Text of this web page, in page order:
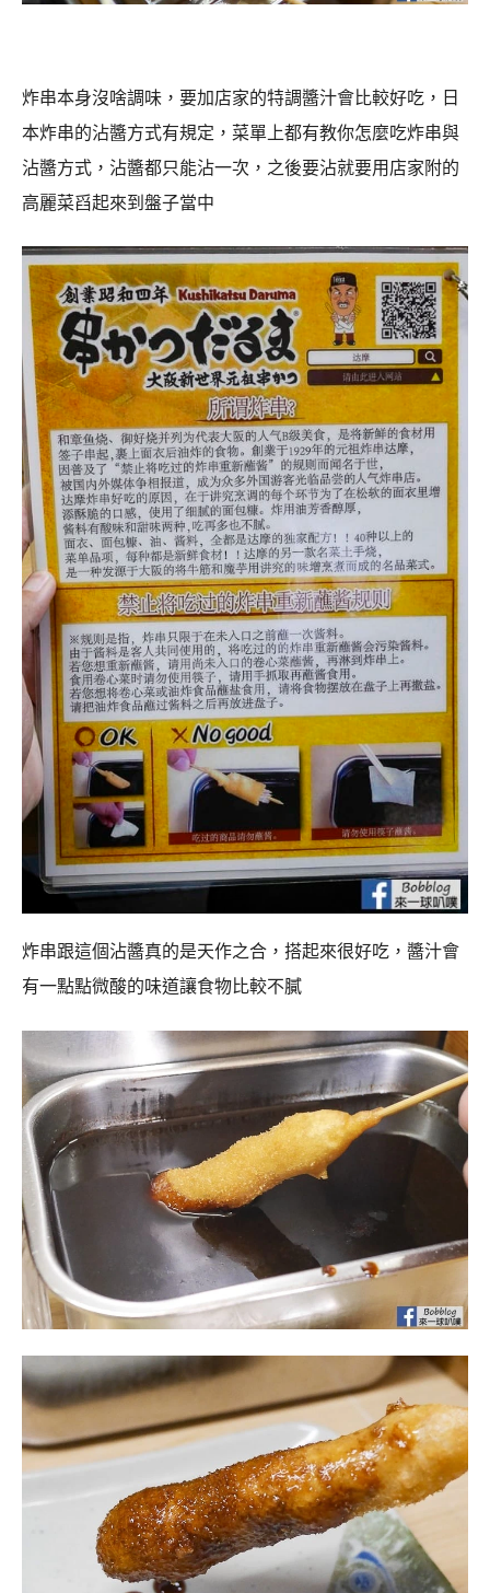
炸串本身沒啥調味，要加店家的特調醬汁會比較好吃，日
本炸串的沾醬方式有規定，菜單上都有教你怎麼吃炸串與
沾醬方式，沾醬都只能沾一次，之後要沾就要用店家附的
高麗菜舀起來到盤子當中
炸串跟這個沾醬真的是天作之合，搭起來很好吃，醬汁會
有一點點微酸的味道讓食物比較不膩